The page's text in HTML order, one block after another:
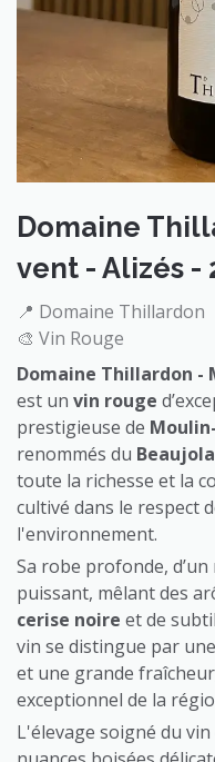
Domaine
vent - Alizés -
📍 Domaine Thillardon
🎨 Vin Rouge
Domaine Thillardon -
est un vin rouge
prestigieuse de
renommés du
toute la richesse et la
cultivé dans le respect
l'environnement.
Sa robe profonde,
puissant, mêlant des
cerise noire et de
vin se distingue par
et une grande
exceptionnel de la
L'élevage soigné du vin